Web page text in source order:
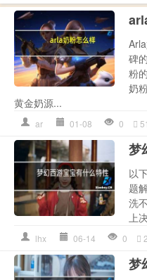
碑
粉
奶
黄金奶源...
ar 01-08 0 51
梦
以
题
洗
上
lhx 06-14 0
梦